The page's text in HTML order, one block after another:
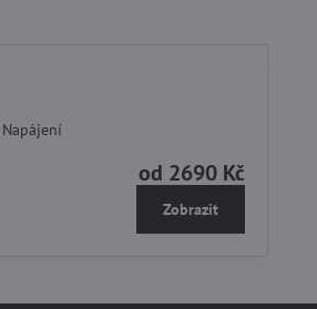
od 2690 Kč
Zobrazit